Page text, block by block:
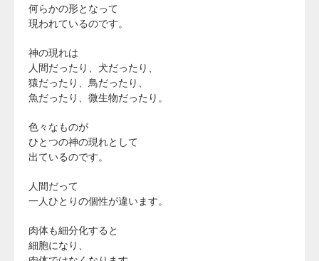
何らかの形となって
現われているのです。
神の現れは
人間だったり、犬だったり、
猿だったり、鳥だったり、
魚だったり、微生物だったり。
色々なものが
ひとつの神の現れとして
出ているのです。
人間だって
一人ひとりの個性が違います。
肉体も細分化すると
細胞になり、